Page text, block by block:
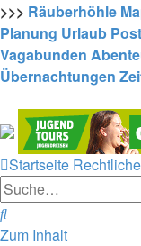
>>> Räuberhöhle
Planung Urlaub
Vagabunden
Übernachtungen
Startseite
Suche
Zum Inhalt